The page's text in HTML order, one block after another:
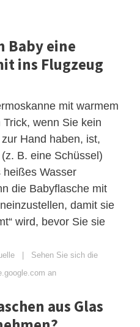
Baby eine
ins Flugzeug
mit warmem
wenn Sie kein
Hand haben, ist,
B. eine Schüssel)
heißes Wasser
die Babyflasche mit
damit sie
wird, bevor Sie sie
| Sehen Sie sich die
an
aus Glas